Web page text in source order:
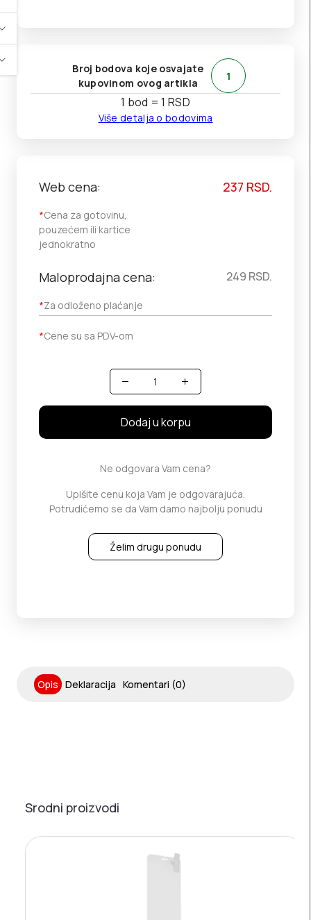
Broj bodova koje osvajate
kupovinom ovog artikla
1
1 bod = 1 RSD
Više detalja o bodovima
Web cena:
*Cena za gotovinu,
pouzećem ili kartice
jednokratno
237 RSD.
Maloprodajna cena:
*Za odloženo plaćanje
249 RSD.
*Cene su sa PDV-om
Količina
Dodaj u korpu
Ne odgovara Vam cena?
Upišite cenu koja Vam je odgovarajuća.
Potrudićemo se da Vam damo najbolju ponudu
Želim drugu ponudu
Opis Deklaracija Komentari (0)
Srodni proizvodi